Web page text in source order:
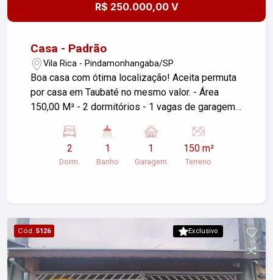
R$ 250.000,00 V
Casa - Padrão
Vila Rica - Pindamonhangaba/SP
Boa casa com ótima localização! Aceita permuta
por casa em Taubaté no mesmo valor. - Área
150,00 M² - 2 dormitórios - 1 vagas de garagem
2
Dorm.
1
Banho
1
Garagem
150 m²
Terreno
Exclusivo
Cód. 5126